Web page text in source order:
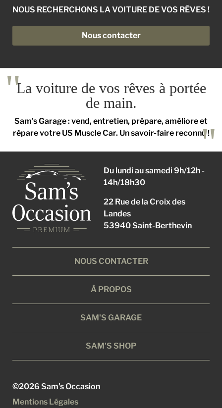
NOUS RECHERCHONS LA VOITURE DE VOS RÊVES !
Nous contacter
La voiture de vos rêves à portée
de main.
Sam's Garage : vend, entretien, prépare, améliore et
répare votre US Muscle Car. Un savoir-faire reconnu !
Du lundi au samedi 9h/12h -
14h/18h30
22 Rue de la Croix des
Landes
53940 Saint-Berthevin
NOUS CONTACTER
À PROPOS
SAM'S GARAGE
SAM'S SHOP
©2026 Sam's Occasion
Mentions Légales